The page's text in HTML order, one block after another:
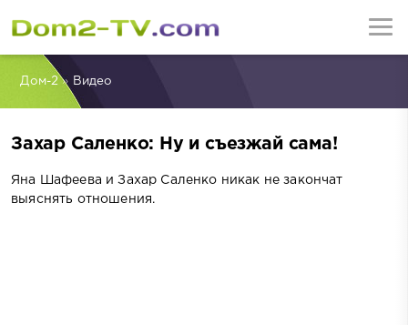
Дом-2» Видео
Захар Саленко: Ну и съезжай сама!
Яна Шафеева и Захар Саленко никак не закончат
выяснять отношения.